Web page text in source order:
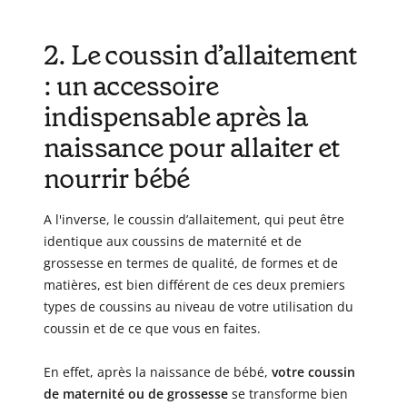
2. Le coussin d’allaitement
: un accessoire
indispensable après la
naissance pour allaiter et
nourrir bébé
A l'inverse, le coussin d’allaitement, qui peut être
identique aux coussins de maternité et de
grossesse en termes de qualité, de formes et de
matières, est bien différent de ces deux premiers
types de coussins au niveau de votre utilisation du
coussin et de ce que vous en faites.
En effet, après la naissance de bébé, votre coussin
de maternité ou de grossesse se transforme bien